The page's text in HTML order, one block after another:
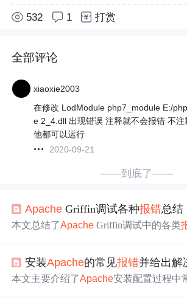
532 1 打赏
全部评论
xiaoxie2003
在修改 LodModule php7_module E:/
e 2_4.dll 出现错误 注释就不会报错 不注
他都可以运行
2020-09-21
——到底了——
Apache Griffin调试各种报错总结
本文总结了Apache Griffin调试中的各类
闭、Elasticsearch启动、Scala版本、
出了相应的解决思路和具体操作步骤。
安装Apache的常见报错并给出解
本文主要介绍了Apache安装配置过程中